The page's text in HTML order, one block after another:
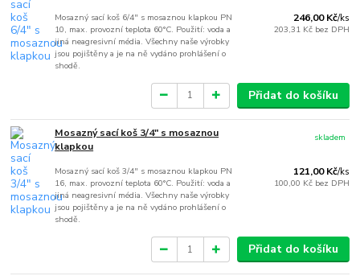
Mosazný sací koš 6/4" s mosaznou klapkou PN
10, max. provozní teplota 60°C. Použití: voda a
jiná neagresivní média. Všechny naše výrobky
jsou pojištěny a je na ně vydáno prohlášení o
shodě.
246,00 Kč/ks
203,31 Kč bez DPH
Přidat do košíku
Mosazný sací koš 3/4" s mosaznou
klapkou
Mosazný sací koš 3/4" s mosaznou klapkou PN
16, max. provozní teplota 60°C. Použití: voda a
jiná neagresivní média. Všechny naše výrobky
jsou pojištěny a je na ně vydáno prohlášení o
shodě.
121,00 Kč/ks
100,00 Kč bez DPH
skladem
Přidat do košíku